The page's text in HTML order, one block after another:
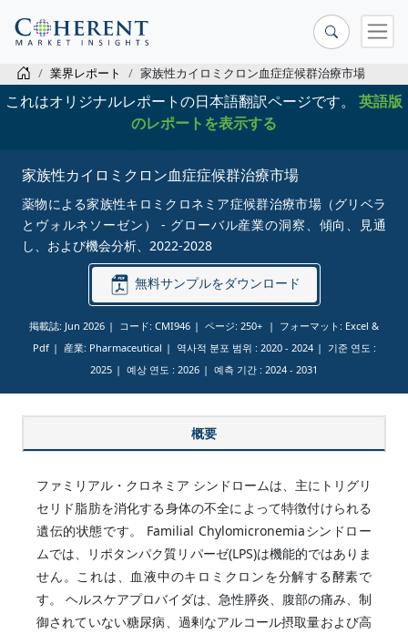
業界レポート 家族性カイロミクロン血症症候群治療市場
これはオリジナルレポートの日本語翻訳ページです。 英語版
のレポートを表示する
家族性カイロミクロン血症症候群治療市場
薬物による家族性キロミクロネミア症候群治療市場（グリベラ
とヴォルネソーゼン） - グローバル産業の洞察、傾向、見通
し、および機会分析、2022-2028
無料サンプルをダウンロード
掲載誌: Jun 2026 コード: CMI946 ページ: 250+
フォーマット: Excel &
Pdf
産業: Pharmaceutical 역사적 분포 범위 : 2020 - 2024
기준 연도 :
2025
예상 연도 : 2026 예측 기간 : 2024 - 2031
概要
ファミリアル・クロネミア シンドロームは、主にトリグリ
セリド脂肪を消化する身体の不全によって特徴付けられる
遺伝的状態です。 Familial Chylomicronemiaシンドロー
ムでは、リポタンパク質リパーゼ(LPS)は機能的ではありま
せん。これは、血液中のキロミクロンを分解する酵素で
す。 ヘルスケアプロバイダは、急性膵炎、腹部の痛み、制
御されていない糖尿病、過剰なアルコール摂取量および高